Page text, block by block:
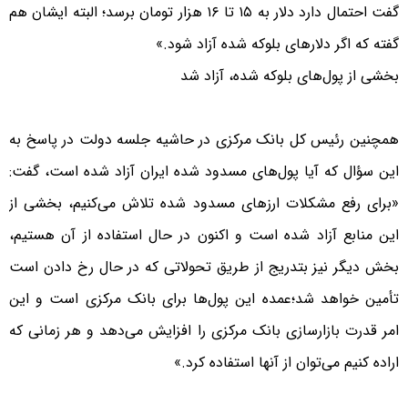
گفت احتمال دارد دلار به ۱۵ تا ۱۶ هزار تومان برسد؛ البته ایشان هم
گفته که اگر دلارهای بلوکه شده آزاد شود.»
بخشی از پول‌های بلوکه شده، آزاد شد
همچنین رئیس کل بانک مرکزی در حاشیه جلسه دولت در پاسخ به
این سؤال که آیا پول‌های مسدود شده ایران آزاد شده است، گفت:
«برای رفع مشکلات ارزهای مسدود شده تلاش می‌کنیم، بخشی از
این منابع آزاد شده است و اکنون در حال استفاده از آن هستیم،
بخش دیگر نیز بتدریج از طریق تحولاتی که در حال رخ دادن است
تأمین خواهد شد؛عمده این پول‌ها برای بانک مرکزی است و این
امر قدرت بازارسازی بانک مرکزی را افزایش می‌دهد و هر زمانی که
اراده کنیم می‌توان از آنها استفاده کرد.»